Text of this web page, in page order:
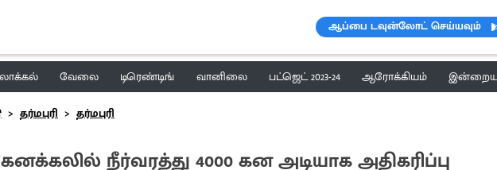
ஆப்பை டவுன்லோட் செய்யவும்
வேலை டிரெண்டிங் வானிலை பட்ஜெட் 2023-24 ஆரோக்கியம் இன்றைய
தர்மபுரி தர்மபுரி
நீர்வரத்து 4000 கன அடியாக அதிகரிப்பு